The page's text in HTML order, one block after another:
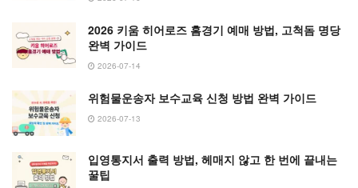
2026 키움 히어로즈 홈경기 예매 방법, 고척돔 명당
완벽 가이드
2026-07-14
위험물운송자 보수교육 신청 방법 완벽 가이드
2026-07-13
입영통지서 출력 방법, 헤매지 않고 한 번에 끝내는
꿀팁